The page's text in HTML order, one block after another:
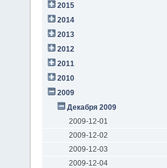
2015
2014
2013
2012
2011
2010
2009
Декабря 2009
2009-12-01
2009-12-02
2009-12-03
2009-12-04